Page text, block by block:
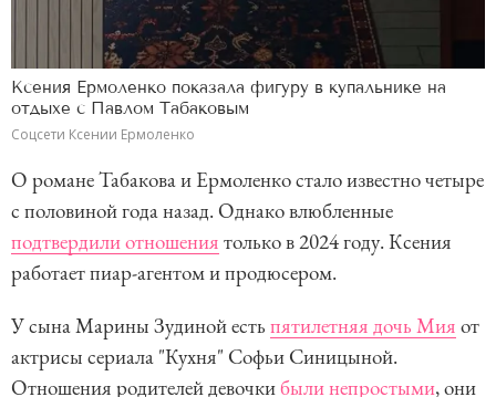
Ксения Ермоленко показала фигуру в купальнике на
отдыхе с Павлом Табаковым
Соцсети Ксении Ермоленко
О романе Табакова и Ермоленко стало известно четыре
с половиной года назад. Однако влюбленные
подтвердили отношения только в 2024 году. Ксения
работает пиар-агентом и продюсером.
У сына Марины Зудиной есть пятилетняя дочь Мия от
актрисы сериала "Кухня" Софьи Синицыной.
Отношения родителей девочкибыли непростыми, они